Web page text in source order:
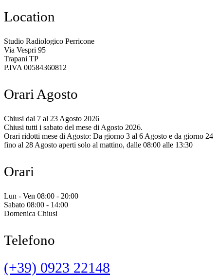
Location
Studio Radiologico Perricone
Via Vespri 95
Trapani TP
P.IVA 00584360812
Orari Agosto
Chiusi dal 7 al 23 Agosto 2026
Chiusi tutti i sabato del mese di Agosto 2026.
Orari ridotti mese di Agosto: Da giorno 3 al 6 Agosto e da giorno 24
fino al 28 Agosto aperti solo al mattino, dalle 08:00 alle 13:30
Orari
Lun - Ven 08:00 - 20:00
Sabato 08:00 - 14:00
Domenica Chiusi
Telefono
(+39) 0923 22148